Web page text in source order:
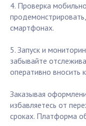
4. Проверка
смартфонах.
5. Запуск и
забывайте
оперативно вносить
Заказывая
избавляетесь от
сроках. Платформа